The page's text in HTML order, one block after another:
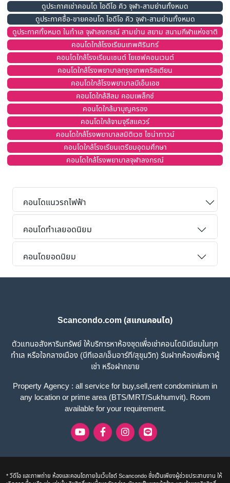
ดูประกาศเช่าคอนโด ไอดีโอ คิว จุฬา-สามย่านทั้งหมด
ดูประกาศซื้อ-ขายคอนโด ไอดีโอ คิว จุฬา-สามย่านทั้งหมด
ดูประกาศทั้งหมด ในทำเล จุฬาลงกรณ์ สามย่าน สยาม สนามกีฬาแห่งชาติ
คอนโดใกล้โรงเรียนเทพศิรินทร์
คอนโดใกล้โรงเรียนเซนต์ โยเซฟคอนเวนต์
คอนโดใกล้โรงพยาบาลกรุงเทพคริสเตียน
คอนโดใกล้โรงพยาบาลบีเอ็นเอช
คอนโดใกล้สีลม คอมเพล็กซ์
คอนโดใกล้มาบุญครอง
คอนโดใกล้จามจุรีสแควร์
คอนโดใกล้โรงพยาบาลสมิติเวช ไชน่าทาวน์
คอนโดใกล้โรงเรียนเตรียมอุดมศึกษา
คอนโดใกล้โรงพยาบาลจุฬาลงกรณ์
คอนโดแนวรถไฟฟ้า
คอนโดทำเลยอดนิยม
คอนโดยอดนิยม
Scancondo.com (สแกนคอนโด)
ตัวแทนอสังหาริมทรัพย์ ให้บริการหาห้องชุดเพื่อเช่าคอนโดมิเนียมในทุก
ทำเล หรือใจกลางเมือง (บีทีเอส/เอ็มอาร์ที/สุขุมวิท) รับฝากห้องเพื่อหาผู้
เช่า หรือฝากขาย
Property Agency : all service for buy,sell,rent condominium in
any location or prime area (BTS/MRT/Sukhumvit). Room
available for your requirement.
* วีดีโอ และภาพถ่าย ห้องและคอนโดภายในเว็บไซด์ Scancondo ซึ่งเป็นเพียงผู้ช่วยประสานงาน ให้